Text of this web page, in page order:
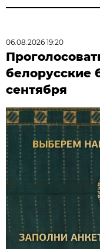
06.08.2026 19:20
белорусские
сентября